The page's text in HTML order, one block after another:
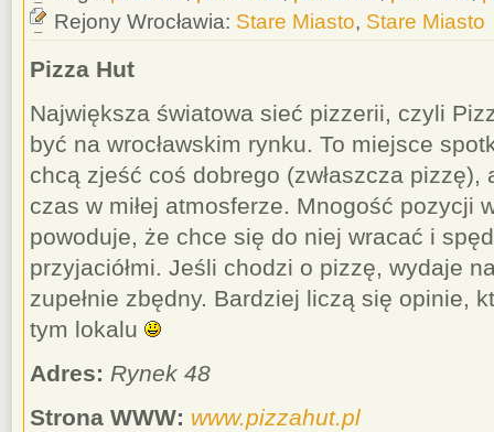
Rejony Wrocławia: Stare Miasto, Stare Miasto
Pizza Hut
Największa światowa sieć pizzerii, czyli
być na wrocławskim rynku. To miejsce
chcą zjeść coś dobrego (zwłaszcza
czas w miłej atmosferze. Mnogość pozycji
powoduje, że chce się do niej wracać i
przyjaciółmi. Jeśli chodzi o pizzę, wydaje
zupełnie zbędny. Bardziej liczą się opinie,
tym lokalu
Adres: Rynek 48
Strona WWW: www.pizzahut.pl